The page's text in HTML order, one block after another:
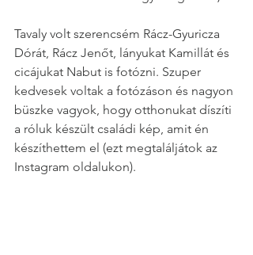
Tavaly volt szerencsém Rácz-Gyuricza
Dórát, Rácz Jenőt, lányukat Kamillát és
cicájukat Nabut is fotózni. Szuper
kedvesek voltak a fotózáson és nagyon
büszke vagyok, hogy otthonukat díszíti
a róluk készült családi kép, amit én
készíthettem el (ezt megtaláljátok az
Instagram oldalukon).